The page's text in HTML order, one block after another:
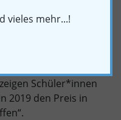
ist der Dachpreis
Schüler*innen
2019 den Preis in
vieles mehr...!